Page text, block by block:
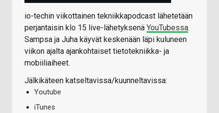
io-techin viikottainen tekniikkapodcast lähetetään
perjantaisin klo 15 live-lähetyksenä YouTubessa.
Sampsa ja Juha käyvät keskenään läpi kuluneen
viikon ajalta ajankohtaiset tietotekniikka- ja
mobiiliaiheet.
Jälkikäteen katseltavissa/kuunneltavissa:
Youtube
iTunes